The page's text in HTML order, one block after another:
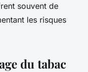
souvent de
les risques
du tabac